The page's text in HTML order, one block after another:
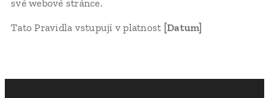
své webové stránce.
Tato Pravidla vstupují v platnost [Datum]